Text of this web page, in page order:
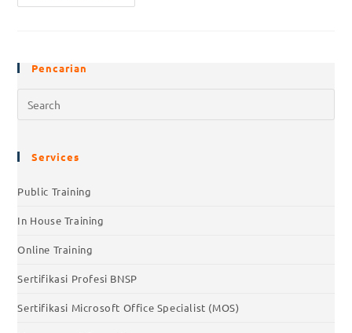
Pencarian
Services
Public Training
In House Training
Online Training
Sertifikasi Profesi BNSP
Sertifikasi Microsoft Office Specialist (MOS)